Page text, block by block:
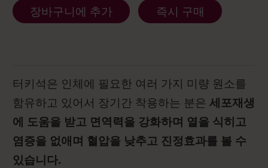
장바구니에 추가 즉시 구매
터키석은 인체에 필요한 여러 가지 미량 원소를
함유하고 있어서 장기간 착용하는 분은 세포재생
에 도움을 받고 면역력을 강화하며 열을 식히고
염증을 없애며 혈압을 낮추고 진정효과를 볼 수
있습니다.